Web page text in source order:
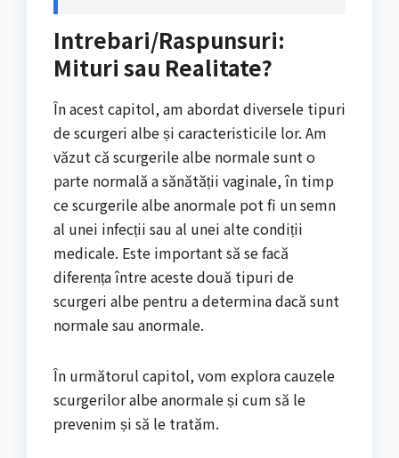
Intrebari/Raspunsuri:
Mituri sau Realitate?
În acest capitol, am abordat diversele tipuri
de scurgeri albe și caracteristicile lor. Am
văzut că scurgerile albe normale sunt o
parte normală a sănătății vaginale, în timp
ce scurgerile albe anormale pot fi un semn
al unei infecții sau al unei alte condiții
medicale. Este important să se facă
diferența între aceste două tipuri de
scurgeri albe pentru a determina dacă sunt
normale sau anormale.
În următorul capitol, vom explora cauzele
scurgerilor albe anormale și cum să le
prevenim și să le tratăm.